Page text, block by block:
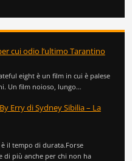
cui odio l’ultimo Tarantino
eight è un film in cui è palese
Un film noioso, lungo…
Erry di Sydney Sibilia – La
il tempo di durata.Forse
di più anche per chi non ha